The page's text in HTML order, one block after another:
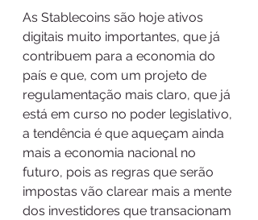
As Stablecoins são hoje ativos
digitais muito importantes, que já
contribuem para a economia do
país e que, com um projeto de
regulamentação mais claro, que já
está em curso no poder legislativo,
a tendência é que aqueçam ainda
mais a economia nacional no
futuro, pois as regras que serão
impostas vão clarear mais a mente
dos investidores que transacionam